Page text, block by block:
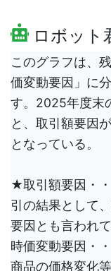
ロボット
このグラフは、
価変動要因」に
す。2025年度末
と、取引額要因
となっている。
★取引額要因・
引の結果として
要因とも言われて
時価変動要因・
商品の価格変化